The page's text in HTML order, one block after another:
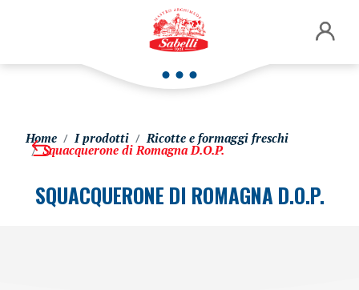
Home I prodotti Ricotte e formaggi freschi
Squacquerone di Romagna D.O.P.
SQUACQUERONE DI ROMAGNA D.O.P.